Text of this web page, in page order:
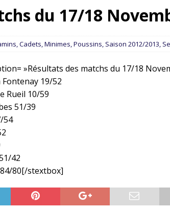
du 17/18
,Cadets,Minimes,Poussins, Saison 2012/2013,
»Résultats des matchs du 17/18
Fontenay 19/52
Rueil 10/59
51/39
54
42
80[/stextbox]